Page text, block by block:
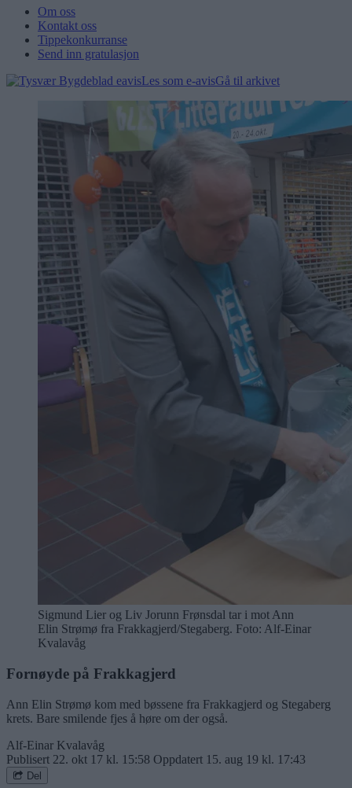
Om oss
Kontakt oss
Tippekonkurranse
Send inn gratulasjon
Les som e-avisGå til arkivet
Sigmund Lier og Liv Jorunn Frønsdal tar i mot Ann
Elin Strømø fra Frakkagjerd/Stegaberg. Foto: Alf-Einar
Kvalavåg
Fornøyde på Frakkagjerd
Ann Elin Strømø kom med bøssene fra Frakkagjerd og Stegaberg
krets. Bare smilende fjes å høre om der også.
Alf-Einar Kvalavåg
Publisert 22. okt 17 kl. 15:58 Oppdatert 15. aug 19 kl. 17:43
Del